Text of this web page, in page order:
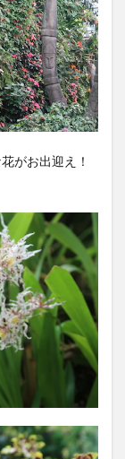
がお出迎え！